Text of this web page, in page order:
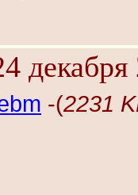
-(2231